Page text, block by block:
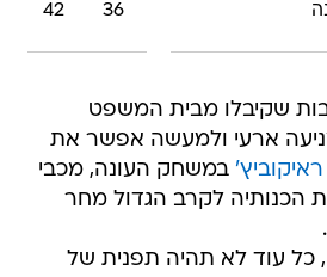
36
42
שקיבלו מבית המשפט
ארעי ולמעשה אפשר את
במשחק העונה, מכבי
הכנותיה לקרב הגדול מחר
כל עוד לא תהיה תפנית של